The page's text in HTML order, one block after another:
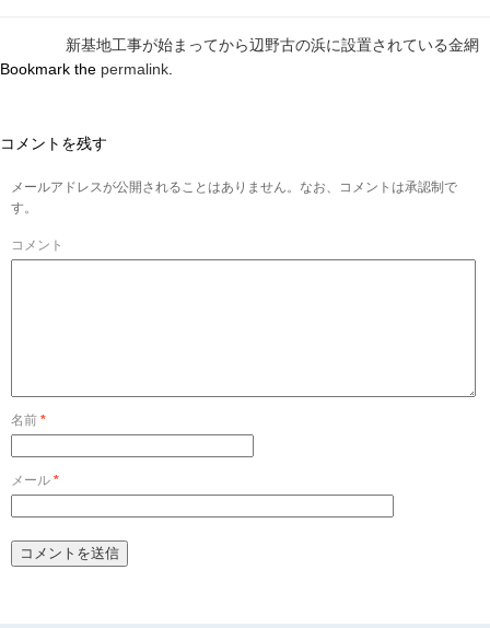
新基地工事が始まってから辺野古の浜に設置されている金網
Bookmark the permalink
コメントを残す
メールアドレスが公開されることはありません。なお、コメントは承認制で
す。
コメント
名前 *
メール *